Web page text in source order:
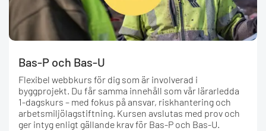
Bas-P och Bas-U
Flexibel webbkurs för dig som är involverad i
byggprojekt. Du får samma innehåll som vår lärarledda
1-dagskurs – med fokus på ansvar, riskhantering och
arbetsmiljölagstiftning. Kursen avslutas med prov och
ger intyg enligt gällande krav för Bas-P och Bas-U.